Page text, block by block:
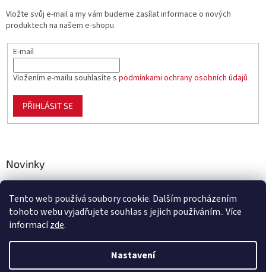
Tento web používá soubory cookie. Dalším procházením
tohoto webu vyjadřujete souhlas s jejich používáním.. Více
informacízde.
Nastavení
Vložte svůj e-mail a my vám budeme zasílat informace o nových
produktech na našem e-shopu.
E-mail
Vložením e-mailu souhlasíte s podmínkami ochrany osobních údajů
PŘIHLÁSIT SE
Novinky
zahradu, chov i domácnost